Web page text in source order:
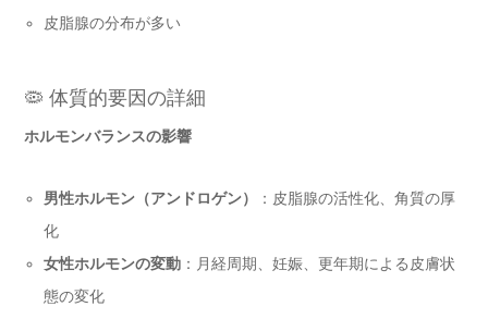
皮脂腺の分布が多い
🦠 体質的要因の詳細
ホルモンバランスの影響
男性ホルモン（アンドロゲン）
：皮脂腺の活性化、角質の厚
化
女性ホルモンの変動 ：月経周期、妊娠、更年期による皮膚状
態の変化